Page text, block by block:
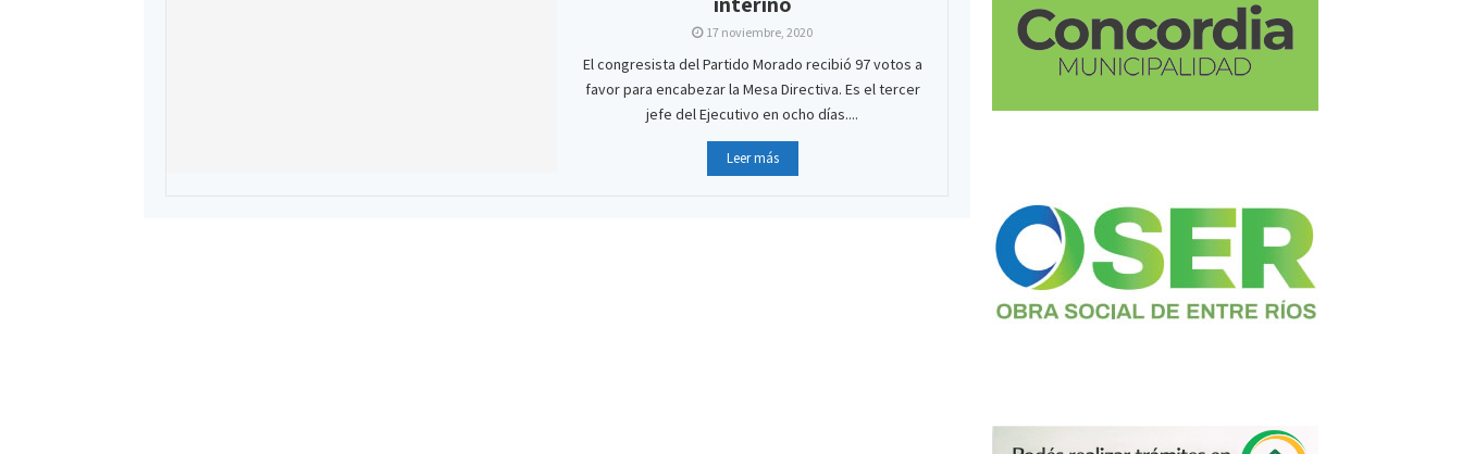
17 noviembre, 2020
El congresista del Partido Morado recibió 97 votos a
favor para encabezar la Mesa Directiva. Es el tercer
jefe del Ejecutivo en ocho días....
Leer más